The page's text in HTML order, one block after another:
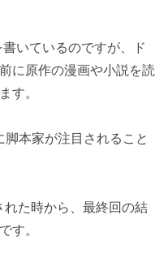
いているのですが、ド
に原作の漫画や小説を読
す。
本家が注目されること
れた時から、最終回の結
す。